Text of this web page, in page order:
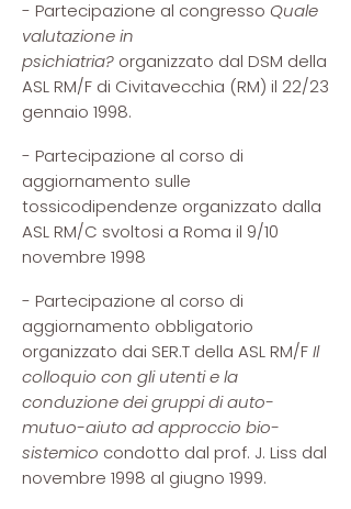
- Partecipazione al congresso Quale
valutazione in
psichiatria? organizzato dal DSM della
ASL RM/F di Civitavecchia (RM) il 22/23
gennaio 1998.
- Partecipazione al corso di
aggiornamento sulle
tossicodipendenze organizzato dalla
ASL RM/C svoltosi a Roma il 9/10
novembre 1998
- Partecipazione al corso di
aggiornamento obbligatorio
organizzato dai SER.T della ASL RM/FIl
colloquio con gli utenti e la
conduzione dei gruppi di auto-
mutuo-aiuto ad approccio bio-
sistemico condotto dal prof. J. Liss dal
novembre 1998 al giugno 1999.